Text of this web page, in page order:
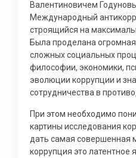
Валентиновичем
Международный
строящийся на
Была проделана
сложных социальных
философии, экономики,
эволюции коррупции и
сотрудничества в
При этом необходимо
картины исследования
дать самая совершенная
коррупция это латентное